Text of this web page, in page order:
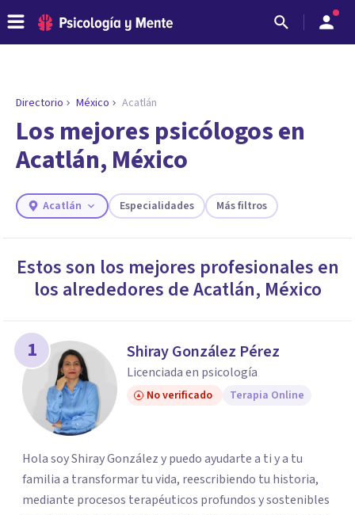
ENCONTRAR MI TERAPEUTA
¿Necesitas ayuda para encontrar el
psicólogo adecuado?
Responde a unas breves preguntas y te ofreceremos
necesidades.
Directorio México Acatlán
Los mejores psicólogos en
Acatlán, México
Acatlán Especialidades Más filtros
Estos son los mejores profesionales en
los alrededores deAcatlán, México
1 Shiray González Pérez
Licenciada en psicología
No verificado Terapia Online
Hola soy Shiray González y puedo ayudarte a ti y a tu
familia a transformar tu vida, reescribiendo tu historia,
mediante procesos terapéuticos profundos y sostenibles